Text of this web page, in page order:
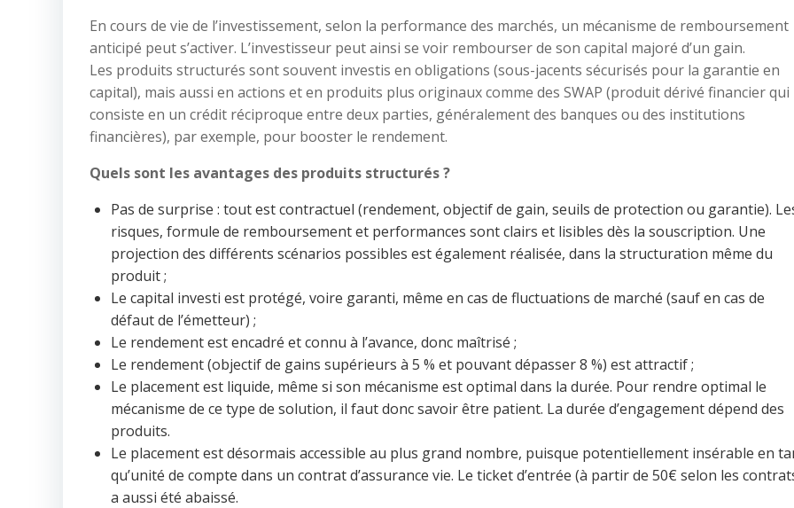
En cours de vie de l’investissement, selon la performance des marchés, un mécanisme de remboursement
anticipé peut s’activer. L’investisseur peut ainsi se voir rembourser de son capital majoré d’un gain.
Les produits structurés sont souvent investis en obligations (sous-jacents sécurisés pour la garantie en
capital), mais aussi en actions et en produits plus originaux comme des SWAP (produit dérivé financier qui
consiste en un crédit réciproque entre deux parties, généralement des banques ou des institutions
financières), par exemple, pour booster le rendement.
Quels sont les avantages des produits structurés ?
Pas de surprise : tout est contractuel (rendement, objectif de gain, seuils de protection ou garantie).
risques, formule de remboursement et performances sont clairs et lisibles dès la souscription. Une
projection des différents scénarios possibles est également réalisée, dans la structuration même du
produit ;
Le capital investi est protégé, voire garanti, même en cas de fluctuations de marché (sauf en cas de
défaut de l’émetteur) ;
Le rendement est encadré et connu à l’avance, donc maîtrisé ;
Le rendement (objectif de gains supérieurs à 5 % et pouvant dépasser 8 %) est attractif ;
Le placement est liquide, même si son mécanisme est optimal dans la durée. Pour rendre optimal le
mécanisme de ce type de solution, il faut donc savoir être patient. La durée d’engagement dépend des
produits.
Le placement est désormais accessible au plus grand nombre, puisque potentiellement insérable en
qu’unité de compte dans un contrat d’assurance vie. Le ticket d’entrée (à partir de 50€ selon les
a aussi été abaissé.